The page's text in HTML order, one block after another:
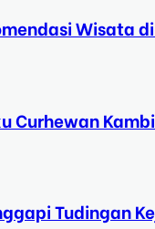
Wisata
Curhewan
Tudingan